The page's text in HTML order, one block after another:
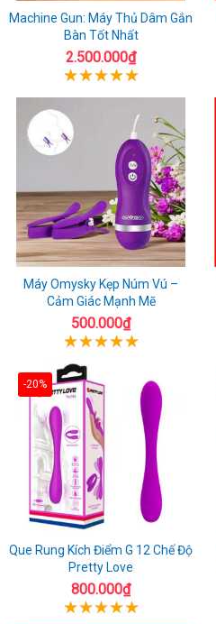
Machine Gun: Máy Thủ Dâm Gắn
Bàn Tốt Nhất
2.500.000₫
Máy Omysky Kẹp Núm Vú –
Cảm Giác Mạnh Mẽ
500.000₫
-20%
Que Rung Kích Điểm G 12 Chế Độ
Pretty Love
800.000₫